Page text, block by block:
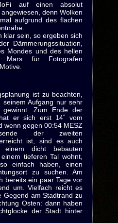
auf einen absolut
denn Wolken
aufgrund des flachen
klar sein, so ergeben sich
Dämmerungssituation,
Mondes und des hellen
Mars für Fotografen
ist zu beachten,
Aufgang nur sehr
gewinnt. Zum Ende der
er sich erst 14˚ vom
wenn gegen 00:54 MESZ
der zweiten
ist, sind es auch
dicht bebauten
tieferen Tal wohnt,
einfach haben, einen
zu suchen. Am
bereits ein paar Tage vor
um. Vielfach reicht es
Gegend am Stadtrand zu
Osten: dann haben
der Stadt hinter